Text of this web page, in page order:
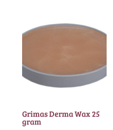
Grimas Derma Wax 25
gram